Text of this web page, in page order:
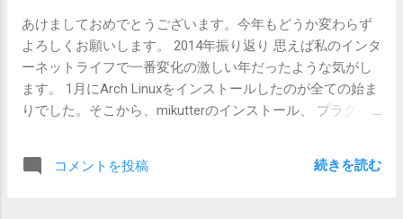
ができるアプリを作成してください。
Action shibafu.yukari.ACTION_LINK_ACCEL
Category android.intent.category.DEFAULT
Extra String user_name ツイートを受信し
たユーザのユーザ名 String
user_screen_name ツイートを受信した
ートを受信したユーザのID String
あけましておめでとうございます。今年もどうか変わらず
よろしくお願いします。 2014年振り返り 思えば私のインタ
ーネットライフで一番変化の激しい年だったような気がし
ます。 1月にArch Linuxをインストールしたのが全ての始ま
りでした。そこから、mikutterのインストール、 プラグイ
加 、と猛ダッシュしていきました。 Twitterのフォロワー数
も2倍くらい [1] になったのではないでしょうか。去年の今
コメントを投稿 続きを読む